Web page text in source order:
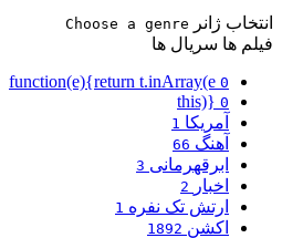
انتخاب ژانر Choose a genre
فیلم ها سریال ها
function(e){return t.inArray(e 0
this)} 0
آمریکا 1
آهنگ 66
ابرقهرمانی 3
اخبار 2
ارتش تک نفره 1
اکشن 1892